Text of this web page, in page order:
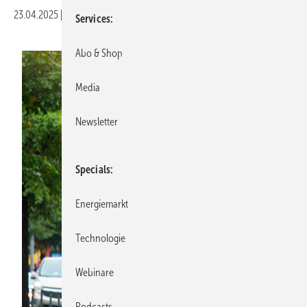
23.04.2025 Veröffentlicht in
Services
Abo & Shop
Media
Newsletter
Specials
Energiemarkt
Technologie
Webinare